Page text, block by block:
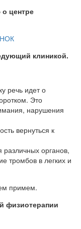
центре
клиникой.
речь идет о
Это
нарушения
вернуться к
органов,
тромбов в легких и
примем.
физиотерапии